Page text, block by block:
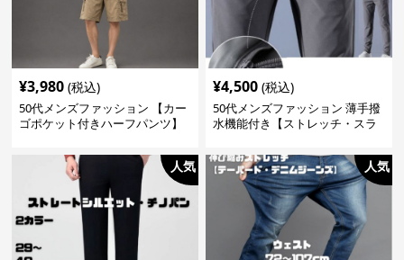
¥3,980 (税込)
50代メンズファッション 【カー
ゴポケット付きハーフパンツ】
¥4,500 (税込)
50代メンズファッション 薄手撥
水機能付き【ストレッチ・スラ
人気 人気